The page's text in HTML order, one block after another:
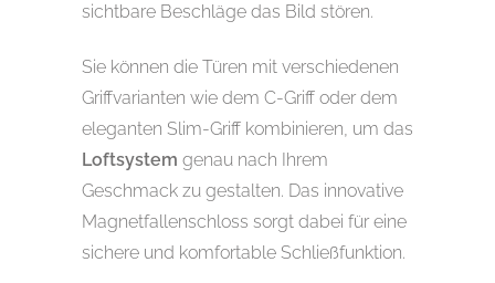
sichtbare Beschläge das Bild stören.
Sie können die Türen mit verschiedenen
Griffvarianten wie dem C-Griff oder dem
eleganten Slim-Griff kombinieren, um das
Loftsystem genau nach Ihrem
Geschmack zu gestalten. Das innovative
Magnetfallenschloss sorgt dabei für eine
sichere und komfortable Schließfunktion.